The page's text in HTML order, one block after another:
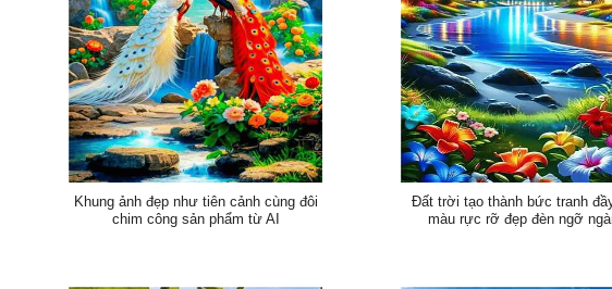
Khung ảnh đẹp như tiên cảnh cùng đôi
chim công sản phẩm từ AI
Đất trời tạo thành bức tranh
màu rực rỡ đẹp đèn ngỡ